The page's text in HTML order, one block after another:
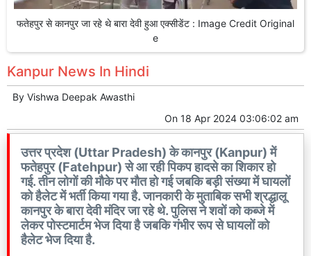
फतेहपुर से कानपुर जा रहे थे बारा देवी हुआ एक्सीडेंट : Image Credit Original
e
Kanpur News In Hindi
By Vishwa Deepak Awasthi
On 18 Apr 2024 03:06:02 am
उत्तर प्रदेश (Uttar Pradesh) के कानपुर (Kanpur) में
फतेहपुर (Fatehpur) से आ रही पिकप हादसे का शिकार हो
गई. तीन लोगों की मौके पर मौत हो गई जबकि बड़ी संख्या में घायलों
को हैलेट में भर्ती किया गया है. जानकारी के मुताबिक सभी श्रद्धालू
कानपुर के बारा देवी मंदिर जा रहे थे. पुलिस ने शवों को कब्जे में
लेकर पोस्टमार्टम भेज दिया है जबकि गंभीर रूप से घायलों को
हैलेट भेज दिया है.